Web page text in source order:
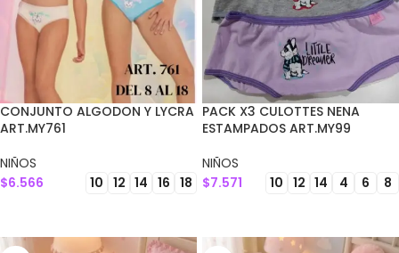
CONJUNTO ALGODON Y LYCRA
ART.MY761
NIÑOS
$6.566 10 12 14 16 18
PACK X3 CULOTTES NENA
ESTAMPADOS ART.MY99
NIÑOS
$7.571 10 12 14 4 6 8